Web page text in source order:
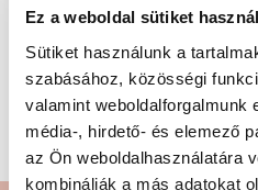
Ez a weboldal sütiket használ
Sütiket használunk a
szabásához, közösségi
valamint weboldalforgalmunk
média-, hirdető- és elemező
az Ön weboldalhasználatára
kombinálják a más adatokat
henna,
laminálás,
szempilla
lifting.
Jelentkezz!